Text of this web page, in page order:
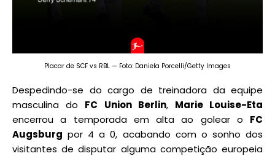
Placar de SCF vs RBL — Foto: Daniela Porcelli/Getty Images
Despedindo-se do cargo de treinadora da equipe
masculina do FC Union Berlin, Marie Louise-Eta
encerrou a temporada em alta ao golear o FC
Augsburg por 4 a 0, acabando com o sonho dos
visitantes de disputar alguma competição europeia